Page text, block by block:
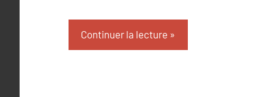
Continuer la lecture